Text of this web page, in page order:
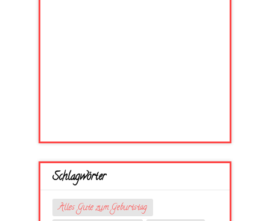
Schlagwörter
Alles Gute zum Geburtstag